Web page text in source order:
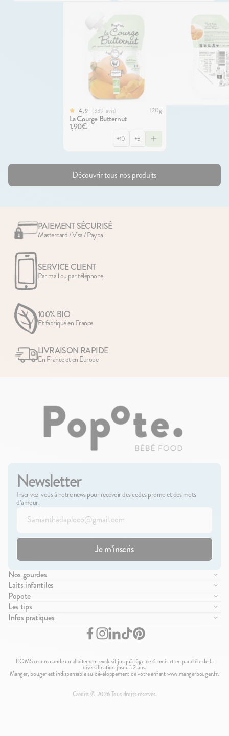
4.9 339 avis 120g
La Courge Butternut
1,90€
+10 +5
Découvrir tous nos produits
PAIEMENT SÉCURISÉ
Mastercard / Visa / Paypal
SERVICE CLIENT
Par mail ou par téléphone
100% BIO
Et fabriqué en France
LIVRAISON RAPIDE
En France et en Europe
Newsletter
Inscrivez-vous à notre news pour recevoir des codes promo et des mots
d’amour.
Nos gourdes
Compote de fruits
Purée de légumes
Brassés
Purée de viandes
Purée de féculents
Petits morceaux
Nos packs
Laits infantiles
Lait infantile 1er âge
Lait infantile 2ème âge
Lait infantile 3ème âge
Essayez notre boîte d'essai
Popote
Manifesto
Pour les pros de santé
Pour les entreprises
Les tips
La diversification alimentaire
Comprendre le lait infantile
Introduire les allergènes
Le Mag' Popote
Infos pratiques
CGV
Exercer mon droit de rétractation
Mentions légales
Politique de confidentialité
Crédits © 2026Tous droits réservés.
L'OMS recommande un allaitement exclusif jusqu'à l'âge de 6 mois et en parallèle de la
diversification jusqu'à 2 ans.
Manger, bouger est indispensable au développement de votre enfant www.mangerbouger.fr.